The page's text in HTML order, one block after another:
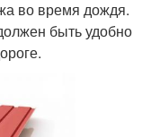
во время дождя.
быть удобно